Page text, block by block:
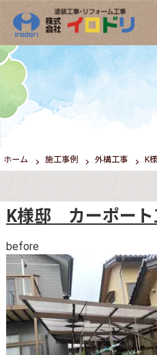
ホーム 施工事例 外構工事 K
K様邸 カーポート
before